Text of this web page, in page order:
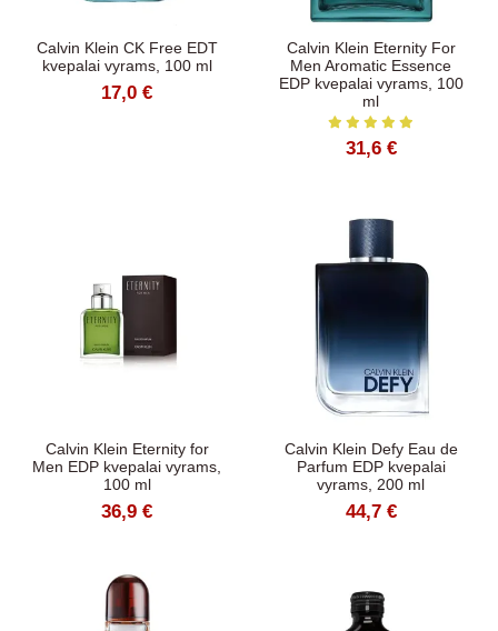
Calvin Klein CK Free EDT
kvepalai vyrams, 100 ml
17,0 €
Calvin Klein Eternity For
Men Aromatic Essence
EDP kvepalai vyrams, 100
ml
31,6 €
Calvin Klein Eternity for
Men EDP kvepalai vyrams,
100 ml
36,9 €
Calvin Klein Defy Eau de
Parfum EDP kvepalai
vyrams, 200 ml
44,7 €